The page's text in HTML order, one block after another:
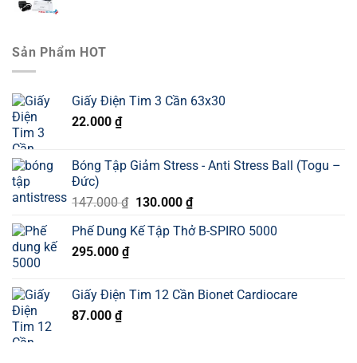
Sản Phẩm HOT
Giấy Điện Tim 3 Cần 63x30
22.000 ₫
Bóng Tập Giảm Stress - Anti Stress Ball (Togu –
Đức)
147.000₫ Giá
là:
130.000 ₫Giá
tại
Phế Dung Kế Tập Thở B-SPIRO 5000
295.000 ₫
Giấy Điện Tim 12 Cần Bionet Cardiocare
87.000 ₫